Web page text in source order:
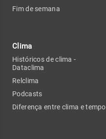
Fim de semana
Clima
Históricos de clima -
Dataclima
Relclima
Podcasts
Diferença entre clima e tempo